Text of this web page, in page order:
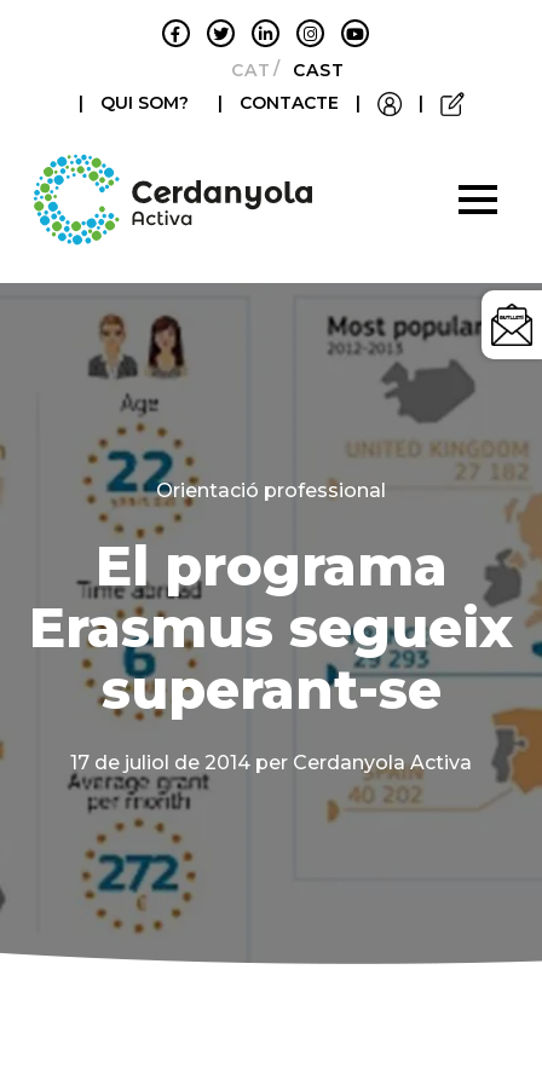
CATALÀCASTELLANO
|
QUI SOM? | CONTACTE | |
Categories
Orientació professional
El programa
Erasmus segueix
superant-se
17 de juliol de 2014 per Cerdanyola Activa